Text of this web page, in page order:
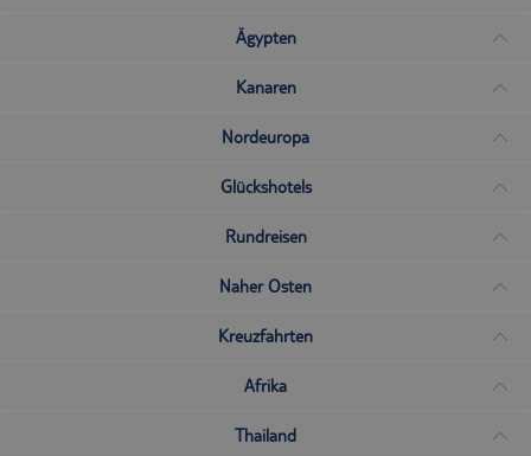
Ägypten
Kanaren
Nordeuropa
Glückshotels
Rundreisen
Naher Osten
Kreuzfahrten
Afrika
Thailand